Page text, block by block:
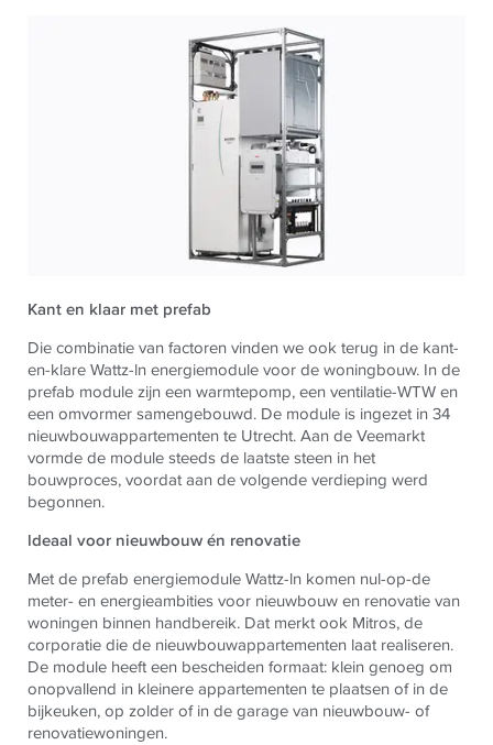
Kant en klaar met prefab
Die combinatie van factoren vinden we ook terug in de kant-
en-klare Wattz-ln energiemodule voor de woningbouw. In de
prefab module zijn een warmtepomp, een ventilatie-WTW en
een omvormer samengebouwd. De module is ingezet in 34
nieuwbouwappartementen te Utrecht. Aan de Veemarkt
vormde de module steeds de laatste steen in het
bouwproces, voordat aan de volgende verdieping werd
begonnen.
ldeaal voor nieuwbouw én renovatie
Met de prefab energiemodule Wattz-ln komen nul-op-de
meter- en energieambities voor nieuwbouw en renovatie van
woningen binnen handbereik. Dat merkt ook Mitros, de
corporatie die de nieuwbouwappartementen laat realiseren.
De module heeft een bescheiden formaat: klein genoeg om
onopvallend in kleinere appartementen te plaatsen of in de
bijkeuken, op zolder of in de garage van nieuwbouw- of
renovatiewoningen.